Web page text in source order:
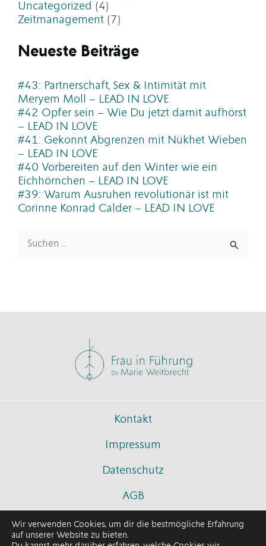
Uncategorized (4)
Zeitmanagement (7)
Neueste Beiträge
#43: Partnerschaft, Sex & Intimität mit
Meryem Moll – LEAD IN LOVE
#42 Opfer sein – Wie Du jetzt damit aufhörst
– LEAD IN LOVE
#41: Gekonnt Abgrenzen mit Nükhet Wieben
– LEAD IN LOVE
#40 Vorbereiten auf den Winter wie ein
Eichhörnchen – LEAD IN LOVE
#39: Warum Ausruhen revolutionär ist mit
Corinne Konrad Calder – LEAD IN LOVE
Suchen
Kontakt
Impressum
Datenschutz
AGB
Wir verwenden Cookies, um dir die bestmögliche Erfahrung
auf unserer Website zu bieten.